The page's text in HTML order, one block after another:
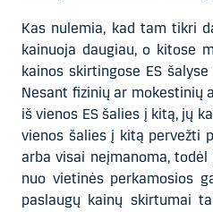
Kas nulemia, kad tam tikri
kainuoja daugiau, o kitose
kainos skirtingose ES
Nesant fizinių ar mokestinių
iš vienos ES šalies į kitą, jų
vienos šalies į kitą pervežti
arba visai neįmanoma,
nuo vietinės perkamosios
paslaugų kainų skirtumai